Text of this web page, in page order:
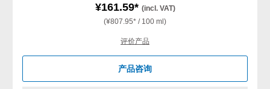
¥161.59* (incl. VAT)
(¥807.95* / 100 ml)
评价产品
产品咨询